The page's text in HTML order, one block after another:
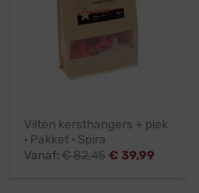
Vilten kersthangers + piek
· Pakket · Spira
Vanaf:€82,45 € 39,99